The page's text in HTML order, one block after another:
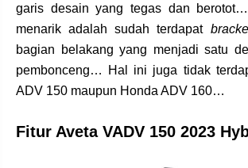
garis desain yang tegas dan
menarik adalah sudah terdapat
bagian belakang yang menjadi satu
pembonceng… Hal ini juga tidak
ADV 150 maupun Honda ADV 160…
Fitur Aveta VADV 150 2023